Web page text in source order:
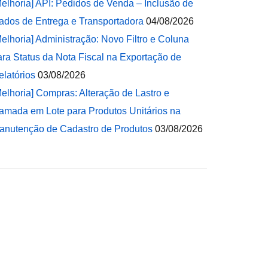
API: Pedidos de Venda – Inclusão de
de Entrega e Transportadora 04/08/2026
Administração: Novo Filtro e Coluna
Status da Nota Fiscal na Exportação de
03/08/2026
Compras: Alteração de Lastro e
em Lote para Produtos Unitários na
de Cadastro de Produtos 03/08/2026